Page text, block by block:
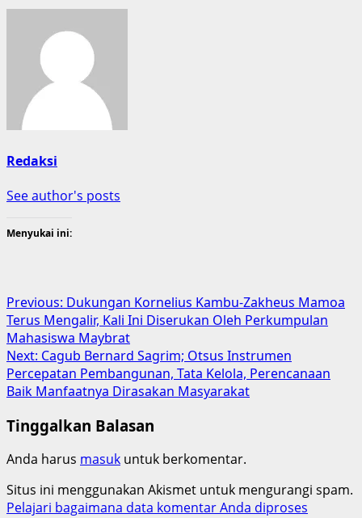
Redaksi
See author's posts
Menyukai ini:
Post
navigation
Previous: Dukungan Kornelius Kambu-Zakheus Mamoa
Terus Mengalir, Kali Ini Diserukan Oleh Perkumpulan
Mahasiswa Maybrat
Next: Cagub Bernard Sagrim; Otsus Instrumen
Percepatan Pembangunan, Tata Kelola, Perencanaan
Baik Manfaatnya Dirasakan Masyarakat
Tinggalkan Balasan
Anda harus masuk untuk berkomentar.
Situs ini menggunakan Akismet untuk mengurangi spam.
Pelajari bagaimana data komentar Anda diproses